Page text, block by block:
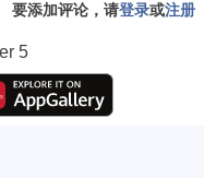
要添加评论，请登录或注册
5